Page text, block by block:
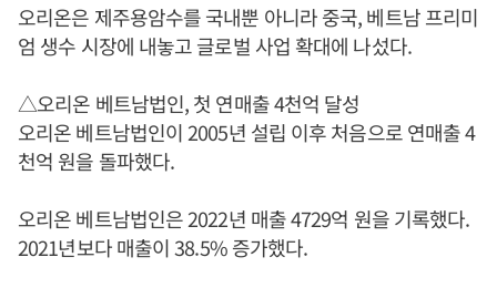
오리온은 제주용암수를 국내뿐 아니라 중국, 베트남 프리미
엄 생수 시장에 내놓고 글로벌 사업 확대에 나섰다.
△오리온 베트남법인, 첫 연매출 4천억 달성
오리온 베트남법인이 2005년 설립 이후 처음으로 연매출 4
천억 원을 돌파했다.
오리온 베트남법인은 2022년 매출 4729억 원을 기록했다.
2021년보다 매출이 38.5% 증가했다.